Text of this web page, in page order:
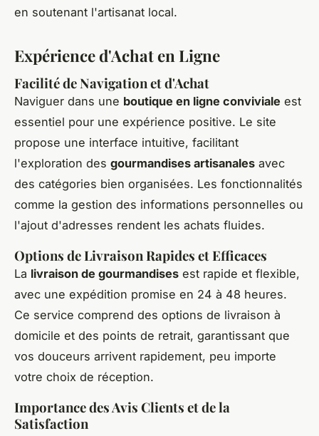
en soutenant l'artisanat local.
Expérience d'Achat en Ligne
Facilité de Navigation et d'Achat
Naviguer dans une boutique en ligne conviviale est
essentiel pour une expérience positive. Le site
propose une interface intuitive, facilitant
l'exploration des gourmandises artisanales avec
des catégories bien organisées. Les fonctionnalités
comme la gestion des informations personnelles ou
l'ajout d'adresses rendent les achats fluides.
Options de Livraison Rapides et Efficaces
La livraison de gourmandises est rapide et flexible,
avec une expédition promise en 24 à 48 heures.
Ce service comprend des options de livraison à
domicile et des points de retrait, garantissant que
vos douceurs arrivent rapidement, peu importe
votre choix de réception.
Importance des Avis Clients et de la
Satisfaction